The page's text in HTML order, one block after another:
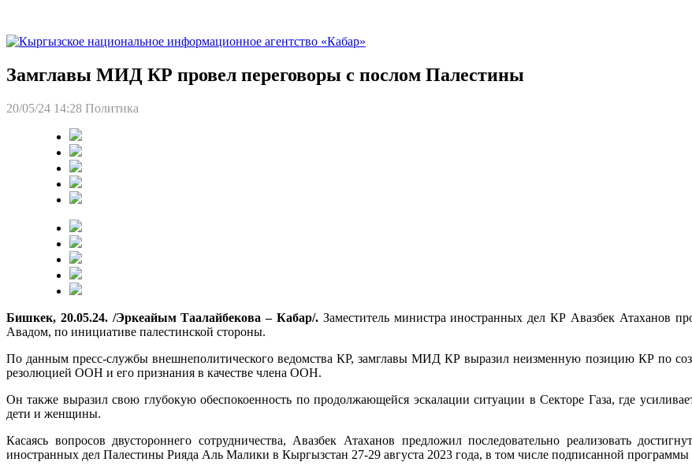
Замглавы МИД КР провел переговоры с послом Палестины
20/05/24 14:28 Политика
Бишкек, 20.05.24. /Эркеайым Таалайбекова – Кабар/. Заместитель министра иностранных дел КР Авазбек Атаханов
Авадом, по инициативе палестинской стороны.
По данным пресс-службы внешнеполитического ведомства КР, замглавы МИД КР выразил неизменную позицию КР по
резолюцией ООН и его признания в качестве члена ООН.
Он также выразил свою глубокую обеспокоенность по продолжающейся эскалации ситуации в Секторе Газа, где
дети и женщины.
Касаясь вопросов двустороннего сотрудничества, Авазбек Атаханов предложил последовательно реализовать
иностранных дел Палестины Рияда Аль Малики в Кыргызстан 27-29 августа 2023 года, в том числе подписанной